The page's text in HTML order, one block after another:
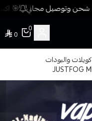
🎯
0
0
كويلات والبودات